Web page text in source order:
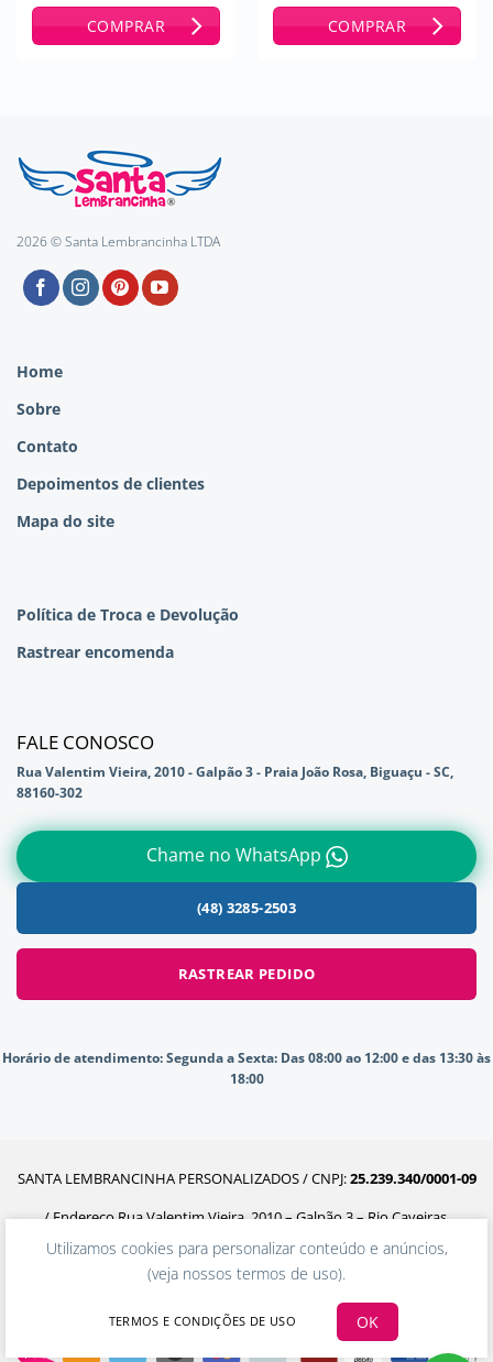
COMPRAR COMPRAR
2026 © Santa Lembrancinha LTDA
Home
Sobre
Contato
Depoimentos de clientes
Mapa do site
Política de Troca e Devolução
Rastrear encomenda
FALE CONOSCO
Rua Valentim Vieira, 2010 - Galpão 3 - Praia João Rosa, Biguaçu - SC,
88160-302
Chame no WhatsApp
(48) 3285-2503
RASTREAR PEDIDO
Horário de atendimento:Segunda a Sexta: Das 08:00 ao 12:00 e das 13:30 às
18:00
SANTA LEMBRANCINHA PERSONALIZADOS / CNPJ:25.239.340/0001-09
/ Endereço Rua Valentim Vieira, 2010 – Galpão 3 – Rio Caveiras,
Biguaçu – SC, 88160-302
Utilizamos cookies para personalizar conteúdo e anúncios,
(veja nossos termos de uso).
TERMOS E CONDIÇÕES DE USO OK